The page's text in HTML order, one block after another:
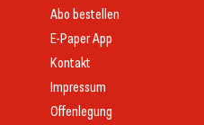
Abo bestellen
E-Paper App
Kontakt
Impressum
Offenlegung